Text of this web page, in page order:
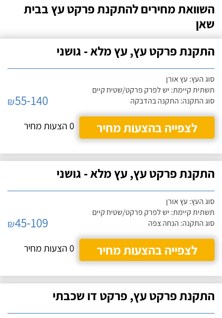
השוואת מחירים להתקנת פרקט עץ בבית
שאן
התקנת פרקט עץ, עץ מלא - גושני
סוג העץ: עץ אורן
תשתית קיימת: יש לפרק פרקט/שטיח קיים
סוג התקנה: התקנה בהדבקה
₪55-140
לצפייה בהצעות מחיר
0 הצעות מחיר
התקנת פרקט עץ, עץ מלא - גושני
סוג העץ: עץ אורן
תשתית קיימת: יש לפרק פרקט/שטיח קיים
סוג התקנה: הנחה צפה
₪45-109
לצפייה בהצעות מחיר
0 הצעות מחיר
התקנת פרקט עץ, פרקט דו שכבתי